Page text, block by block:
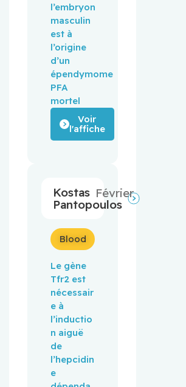
l’embryon
masculin
est à
l’origine
d’un
épendymome
PFA
mortel
Voir
l'affiche
Kostas
Pantopoulos
Février
Blood
Le gène
Tfr2 est
nécessair
e à
l’inductio
n aiguë
de
l’hepcidin
e